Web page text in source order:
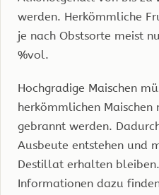
werden. Herkömmliche
je nach Obstsorte meist
%vol.
Hochgradige Maischen
herkömmlichen
gebrannt werden.
Ausbeute entstehen und
Destillat erhalten
Informationen dazu